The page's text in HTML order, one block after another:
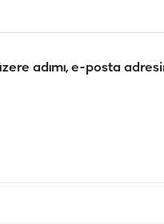
adımı, e-posta